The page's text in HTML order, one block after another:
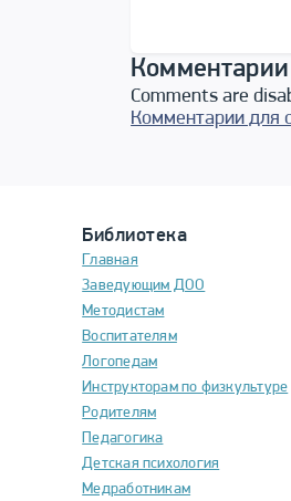
Comments are
Комментарии для
Библиотека
Главная
Заведующим ДОО
Методистам
Воспитателям
Логопедам
Инструкторам по физкультуре
Родителям
Педагогика
Детская психология
Медработникам